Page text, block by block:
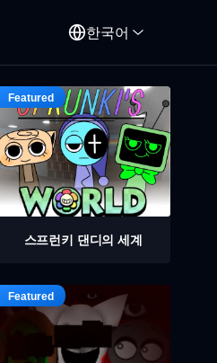
한국어
스프런키 댄디의 세계